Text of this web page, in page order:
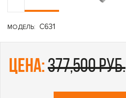
МОДЕЛЬ: C631
цена:377,500 руб.